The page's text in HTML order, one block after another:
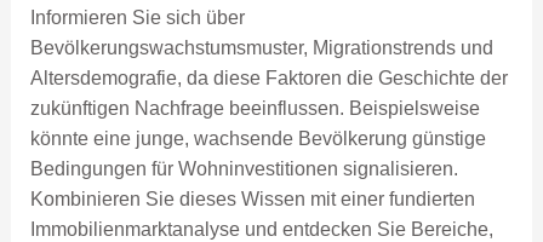
Informieren Sie sich über
Bevölkerungswachstumsmuster, Migrationstrends und
Altersdemografie, da diese Faktoren die Geschichte der
zukünftigen Nachfrage beeinflussen. Beispielsweise
könnte eine junge, wachsende Bevölkerung günstige
Bedingungen für Wohninvestitionen signalisieren.
Kombinieren Sie dieses Wissen mit einer fundierten
Immobilienmarktanalyse und entdecken Sie Bereiche,